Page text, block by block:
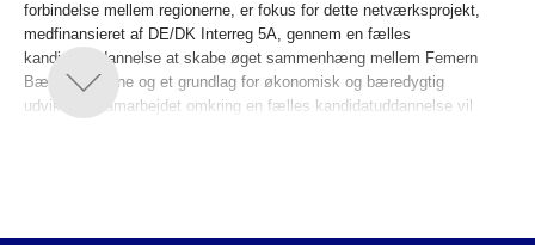
forbindelse mellem regionerne, er fokus for dette netværksprojekt,
medfinansieret af DE/DK Interreg 5A, gennem en fælles
kandidatuddannelse at skabe øget sammenhæng mellem Femern
Bælt-regionerne og et grundlag for økonomisk og bæredygtig
udvikling. Samarbejdet omkring en fælles kandidatuddannelse vil